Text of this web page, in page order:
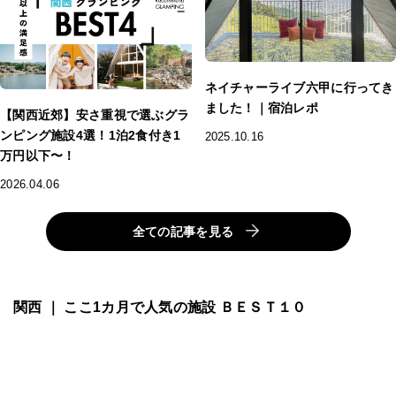
【関西近郊】安さ重視で選ぶグラ
ンピング施設4選！1泊2食付き1
万円以下〜！
2026.04.06
ネイチャーライブ六甲に行ってき
ました！｜宿泊レポ
2025.10.16
全ての記事を見る
関西 ｜ ここ1カ月で人気の施設 ＢＥＳＴ１０